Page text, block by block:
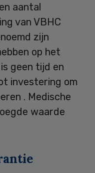
aantal
van VBHC
zijn
op het
geen tijd en
investering om
. Medische
waarde